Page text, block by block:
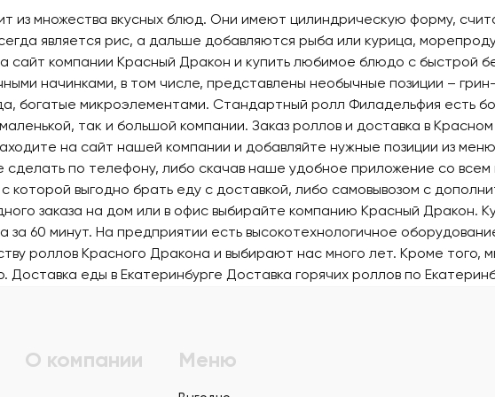
из множества вкусных блюд. Они имеют цилиндрическую форму,
является рис, а дальше добавляются рыба или курица,
сайт компании Красный Дракон и купить любимое блюдо с быстрой
начинками, в том числе, представлены необычные позиции –
богатые микроэлементами. Стандартный ролл Филадельфия есть
так и большой компании. Заказ роллов и доставка в
на сайт нашей компании и добавляйте нужные позиции из
сделать по телефону, либо скачав наше удобное приложение со
которой выгодно брать еду с доставкой, либо самовывозом с
заказа на дом или в офис выбирайте компанию Красный Дракон.
за 60 минут. На предприятии есть высокотехнологичное
роллов Красного Дракона и выбирают нас много лет. Кроме того,
Доставка еды в Екатеринбурге Доставка горячих роллов по
О компании Меню